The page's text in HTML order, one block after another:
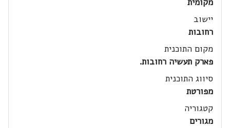
יישוב
רחובות
מקום התוכנית
פארק תעשיה רחובות.
סיווג התוכנית
מפורטת
קטגוריה
מגורים